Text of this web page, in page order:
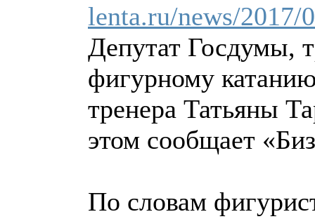
lenta.ru/news/
Депутат Госдумы,
фигурному
тренера Татьяны
этом сообщает
По словам